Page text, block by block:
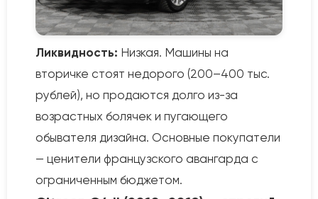
Ликвидность: Низкая. Машины на
вторичке стоят недорого (200–400 тыс.
рублей), но продаются долго из-за
возрастных болячек и пугающего
обывателя дизайна. Основные покупатели
— ценители французского авангарда с
ограниченным бюджетом.